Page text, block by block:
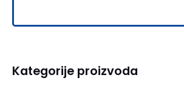
Kategorije proizvoda